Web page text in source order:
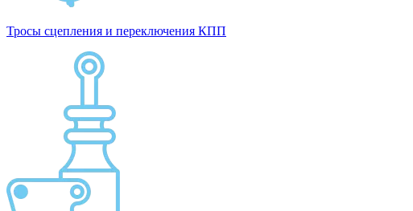
Тросы сцепления и переключения КПП